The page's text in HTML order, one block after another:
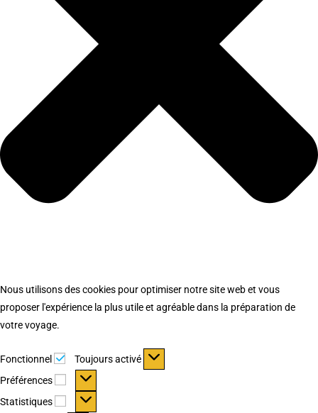
Nous utilisons des cookies pour optimiser notre site web et vous
proposer l'expérience la plus utile et agréable dans la préparation de
votre voyage.
Fonctionnel Fonctionnel
Toujours activé
Préférences
Préférences
Statistiques Statistiques